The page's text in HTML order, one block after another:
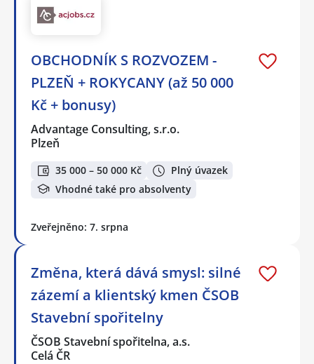
OBCHODNÍK S ROZVOZEM -
PLZEŇ + ROKYCANY (až 50 000
Kč + bonusy)
Advantage Consulting, s.r.o.
Plzeň
35 000 – 50 000 Kč
Plný úvazek
Vhodné také pro absolventy
Zveřejněno: 7. srpna
Změna, která dává smysl: silné
zázemí a klientský kmen ČSOB
Stavební spořitelny
ČSOB Stavební spořitelna, a.s.
Celá ČR